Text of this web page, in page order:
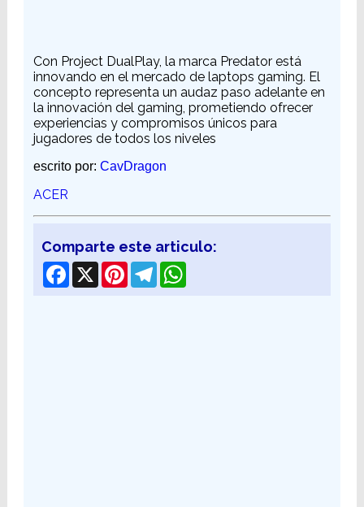
Con Project DualPlay, la marca Predator está
innovando en el mercado de laptops gaming. El
concepto representa un audaz paso adelante en
la innovación del gaming, prometiendo ofrecer
experiencias y compromisos únicos para
jugadores de todos los niveles
escrito por: CavDragon
ACER
Comparte este articulo:
Facebook
X PinterestTelegramWhatsApp